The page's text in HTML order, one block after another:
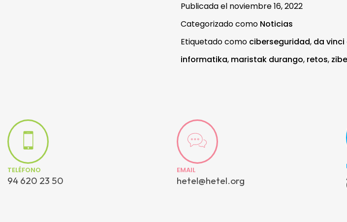
Publicada el noviembre 16, 2022
Categorizado como Noticias
Etiquetado como ciberseguridad, da
informatika, maristak durango, retos,
TELÉFONO
94 620 23 50
EMAIL
hetel@hetel.org